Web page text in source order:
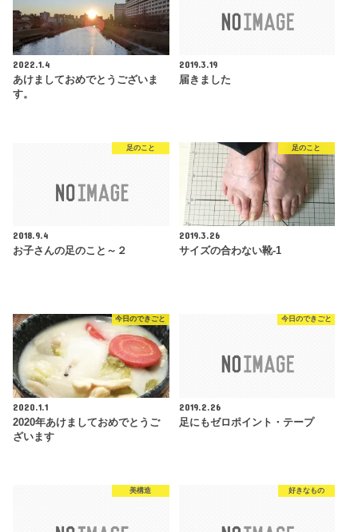
2022.1.4
あけましておめでとうございま
す。
2019.3.19
届きました
足のこと
2018.9.4
お子さんの足のこと～２
足のこと
2019.3.26
サイズの合わない靴-1
今日のできごと
2020.1.1
2020年あけましておめでとうご
ざいます
今日のできごと
2019.2.26
足にもゼロポイント・テープ
美構造 好きなもの